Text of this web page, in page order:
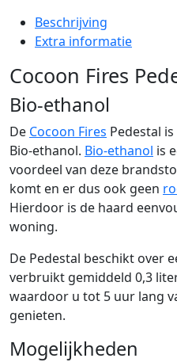
Beschrijving
Extra informatie
Cocoon Fires
Bio-ethanol
De Cocoon Fires Pedestal is
Bio-ethanol. Bio-ethanol is
voordeel van deze
komt en er dus ook geen
Hierdoor is de haard
woning.
De Pedestal beschikt over
verbruikt gemiddeld 0,3
waardoor u tot 5 uur lang
genieten.
Mogelijkheden